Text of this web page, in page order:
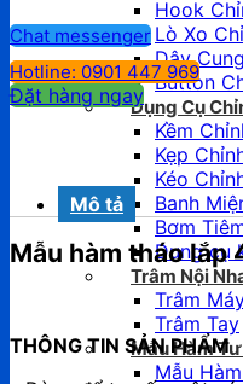
Hook
Lò Xo
Dây
Button
Dụng Cụ
Kềm
Kẹp
Kéo
Banh
Bơm
Dụng cụ
Trâm Nội
Trâm
Trâm Tay
Mẫu Hàm
Mẫu
Chat messenger
Hotline: 0901 447 969
Đặt hàng ngay
Mô tả
Mẫu hàm tháo lắp
THÔNG TIN SẢN PHẨM